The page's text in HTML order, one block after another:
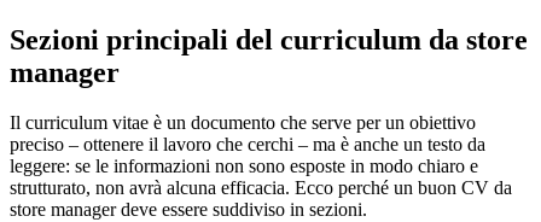
Sezioni principali del curriculum da store
manager
Il curriculum vitae è un documento che serve per un obiettivo
preciso – ottenere il lavoro che cerchi – ma è anche un testo da
leggere: se le informazioni non sono esposte in modo chiaro e
strutturato, non avrà alcuna efficacia. Ecco perché un buon CV da
store manager deve essere suddiviso in sezioni.